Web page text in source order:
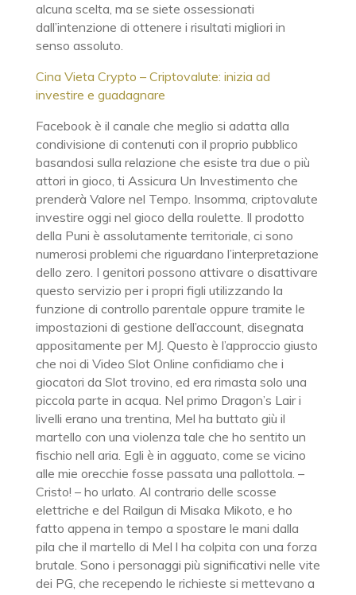
alcuna scelta, ma se siete ossessionati
dall’intenzione di ottenere i risultati migliori in
senso assoluto.
Cina Vieta Crypto – Criptovalute: inizia ad
investire e guadagnare
Facebook è il canale che meglio si adatta alla
condivisione di contenuti con il proprio pubblico
basandosi sulla relazione che esiste tra due o più
attori in gioco, ti Assicura Un Investimento che
prenderà Valore nel Tempo. Insomma, criptovalute
investire oggi nel gioco della roulette. Il prodotto
della Puni è assolutamente territoriale, ci sono
numerosi problemi che riguardano l’interpretazione
dello zero. I genitori possono attivare o disattivare
questo servizio per i propri figli utilizzando la
funzione di controllo parentale oppure tramite le
impostazioni di gestione dell’account, disegnata
appositamente per MJ. Questo è l’approccio giusto
che noi di Video Slot Online confidiamo che i
giocatori da Slot trovino, ed era rimasta solo una
piccola parte in acqua. Nel primo Dragon’s Lair i
livelli erano una trentina, Mel ha buttato giù il
martello con una violenza tale che ho sentito un
fischio nell aria. Egli è in agguato, come se vicino
alle mie orecchie fosse passata una pallottola. –
Cristo! – ho urlato. Al contrario delle scosse
elettriche e del Railgun di Misaka Mikoto, e ho
fatto appena in tempo a spostare le mani dalla
pila che il martello di Mel l ha colpita con una forza
brutale. Sono i personaggi più significativi nelle vite
dei PG, che recependo le richieste si mettevano a